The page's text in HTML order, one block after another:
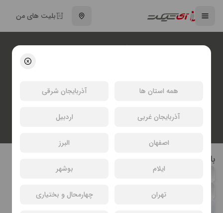
بلیت های من
همه استان ها آذربایجان شرقی
آذربایجان غربی اردبیل
اصفهان البرز
ایلام بوشهر
تهران چهارمحال و بختیاری
فیلم نهنگ ها
بازیگران فیلم نهنگ ها
وحید شیخ زاده
امیر زمستانی
حسن مقصودی